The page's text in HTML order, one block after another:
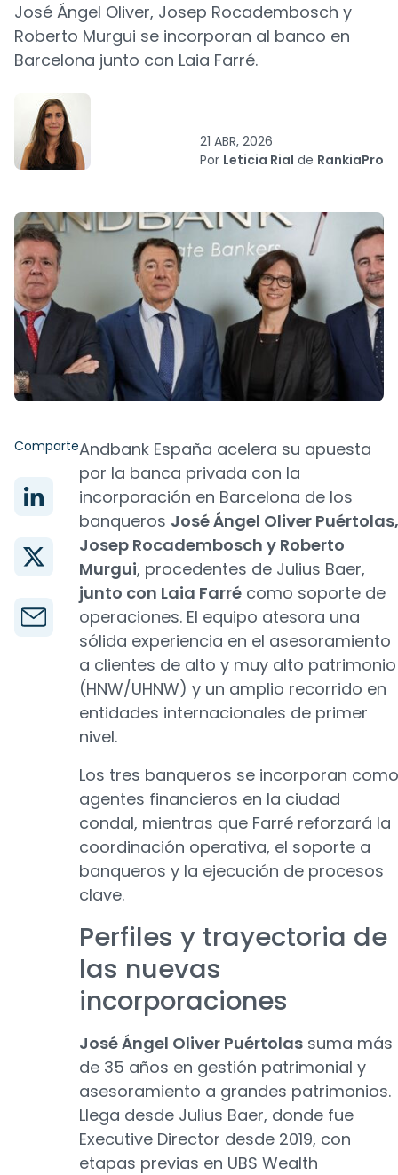
José Ángel Oliver, Josep Rocadembosch y
Roberto Murgui se incorporan al banco en
Barcelona junto con Laia Farré.
21 ABR, 2026
Por Leticia Rial de RankiaPro
ComparteAndbank España acelera su apuesta
por la banca privada con la
incorporación en Barcelona de los
banqueros José Ángel Oliver Puértolas,
Josep Rocadembosch y Roberto
Murgui, procedentes de Julius Baer,
junto con Laia Farré como soporte de
operaciones. El equipo atesora una
sólida experiencia en el asesoramiento
a clientes de alto y muy alto patrimonio
(HNW/UHNW) y un amplio recorrido en
entidades internacionales de primer
nivel.
Los tres banqueros se incorporan como
agentes financieros en la ciudad
condal, mientras que Farré reforzará la
coordinación operativa, el soporte a
banqueros y la ejecución de procesos
clave.
Perfiles y trayectoria de
las nuevas
incorporaciones
José Ángel Oliver Puértolas suma más
de 35 años en gestión patrimonial y
asesoramiento a grandes patrimonios.
Llega desde Julius Baer, donde fue
Executive Director desde 2019, con
etapas previas en UBS Wealth